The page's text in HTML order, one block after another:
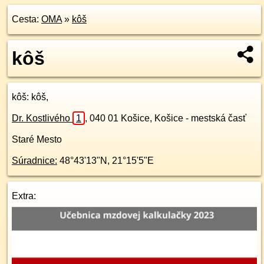
Cesta: OMA» kôš
kôš
kôš: kôš,
Dr. Kostlivého 1 , 040 01 Košice, Košice - mestská časť
Staré Mesto
Súradnice: 48°43'13"N , 21°15'5"E
Extra: